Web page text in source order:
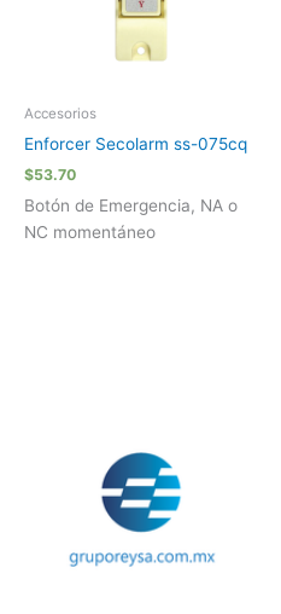
Accesorios
Enforcer Secolarm ss-075cq
$53.70
Botón de Emergencia, NA o
NC momentáneo